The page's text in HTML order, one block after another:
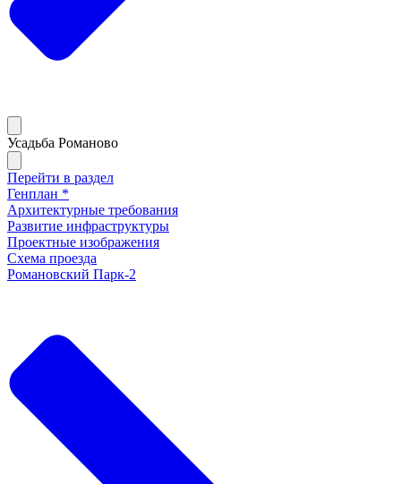
Усадьба Романово
Перейти в раздел
Генплан *
Архитектурные требования
Развитие инфраструктуры
Проектные изображения
Схема проезда
Романовский Парк-2